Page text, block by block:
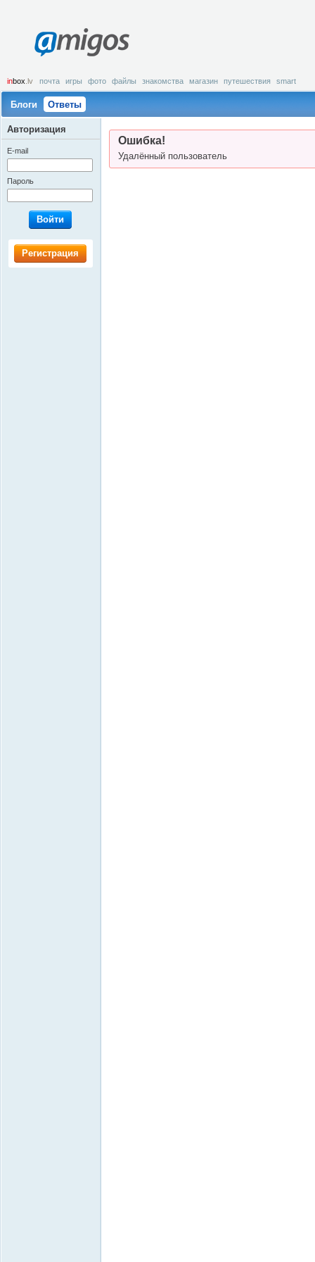
amigos
inbox .lv почта игры фото файлы знакомства магазин путешествия smart
Блоги Ответы
Ошибка!
Удалённый пользователь
Авторизация
E-mail
Пароль
Войти
Регистрация